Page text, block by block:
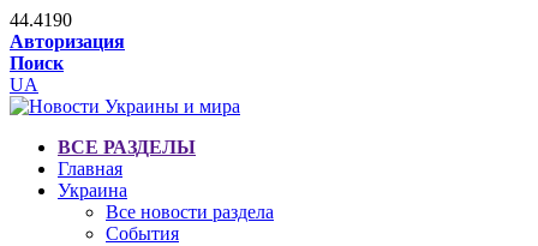
44.4190
Авторизация
Поиск
UA
ВСЕ РАЗДЕЛЫ
Главная
Украина
Все новости раздела
События